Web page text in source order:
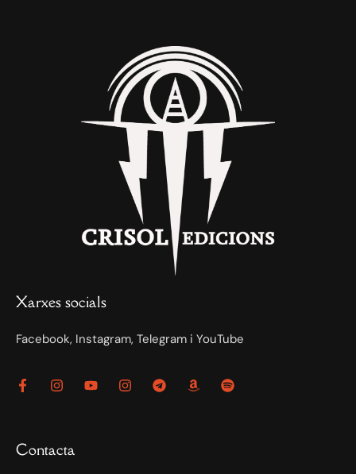
Xarxes socials
Facebook, Instagram, Telegram i YouTube
Contacta